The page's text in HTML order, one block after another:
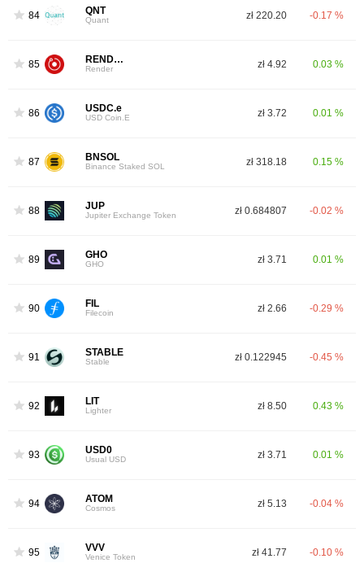
84 QNT
Quant zł 220.20 -0.17 %
85 RENDER
Render zł 4.92 0.03 %
86 USDC.e
USD Coin.E zł 3.72 0.01 %
87 BNSOL
Binance Staked SOL zł 318.18 0.15 %
88 JUP
Jupiter Exchange Token zł 0.684807 -0.02 %
89 GHO
GHO zł 3.71 0.01 %
90 FIL
Filecoin zł 2.66 -0.29 %
91 STABLE
Stable zł 0.122945 -0.45 %
92 LIT
Lighter zł 8.50 0.43 %
93 USD0
Usual USD zł 3.71 0.01 %
94 ATOM
Cosmos zł 5.13 -0.04 %
95 VVV
Venice Token zł 41.77 -0.10 %